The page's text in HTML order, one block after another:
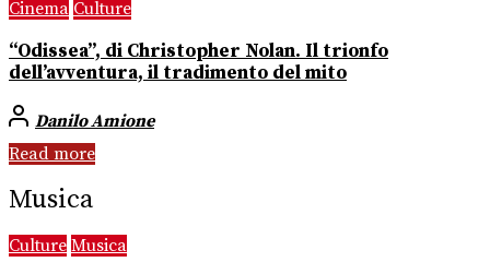
Cinema Culture
“Odissea”, di Christopher Nolan. Il trionfo
dell’avventura, il tradimento del mito
Danilo Amione
Read more
Musica
Culture Musica